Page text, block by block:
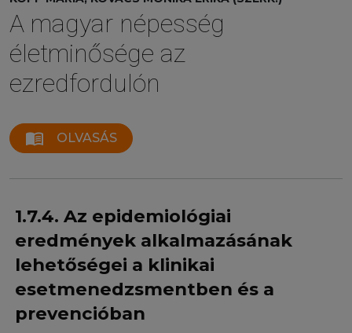
A magyar népesség
életminősége az
ezredfordulón
menu_book OLVASÁS
1.7.4. Az epidemiológiai
eredmények alkalmazásának
lehetőségei a klinikai
esetmenedzsmentben és a
prevencióban